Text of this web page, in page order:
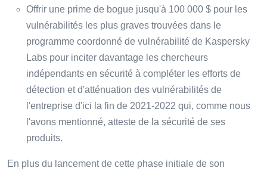
Offrir une prime de bogue jusqu'à 100 000 $ pour les
vulnérabilités les plus graves trouvées dans le
programme coordonné de vulnérabilité de Kaspersky
Labs pour inciter davantage les chercheurs
indépendants en sécurité à compléter les efforts de
détection et d'atténuation des vulnérabilités de
l'entreprise d'ici la fin de 2021-2022 qui, comme nous
l'avons mentionné, atteste de la sécurité de ses
produits.
En plus du lancement de cette phase initiale de son